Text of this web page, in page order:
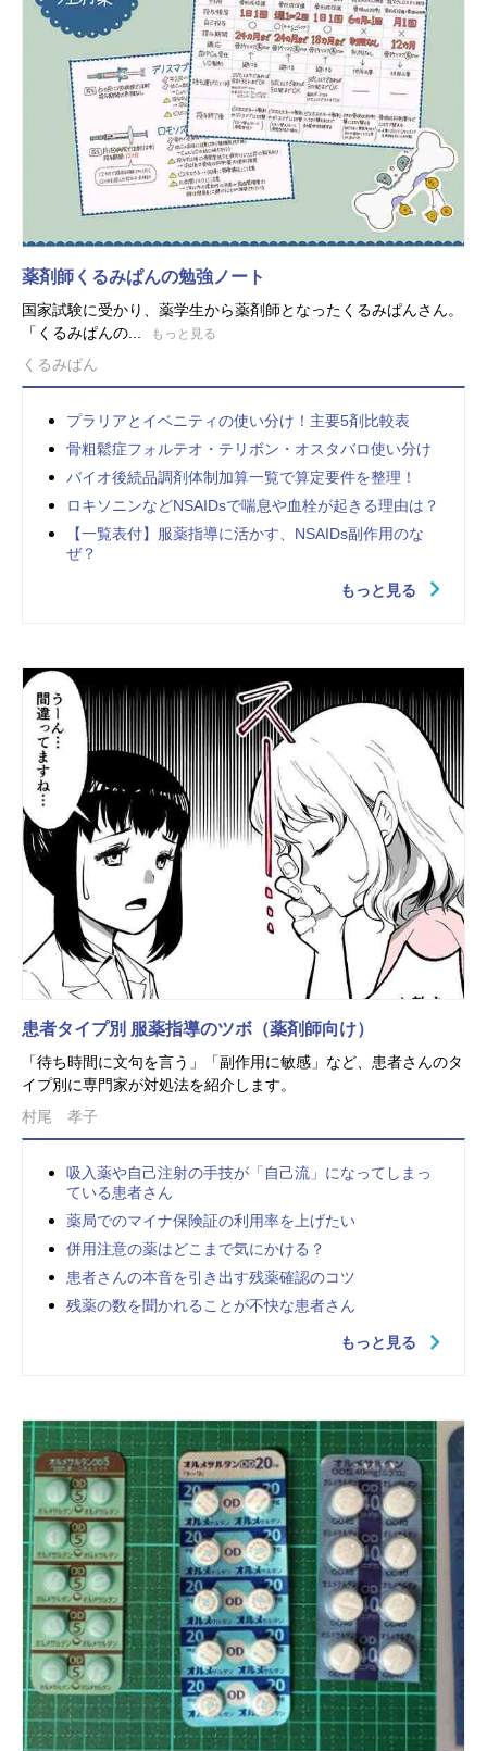
薬剤師くるみぱんの勉強ノート
国家試験に受かり、薬学生から薬剤師となったくるみぱんさん。
「くるみぱんの...
もっと見る
くるみぱん
プラリアとイベニティの使い分け！主要5剤比較表
骨粗鬆症フォルテオ・テリボン・オスタバロ使い分け
バイオ後続品調剤体制加算一覧で算定要件を整理！
ロキソニンなどNSAIDsで喘息や血栓が起きる理由は？
【一覧表付】服薬指導に活かす、NSAIDs副作用のな
ぜ？
もっと見る
患者タイプ別 服薬指導のツボ（薬剤師向け）
「待ち時間に文句を言う」「副作用に敏感」など、患者さんのタ
イプ別に専門家が対処法を紹介します。
村尾 孝子
吸入薬や自己注射の手技が「自己流」になってしまっ
ている患者さん
薬局でのマイナ保険証の利用率を上げたい
併用注意の薬はどこまで気にかける？
患者さんの本音を引き出す残薬確認のコツ
残薬の数を聞かれることが不快な患者さん
もっと見る